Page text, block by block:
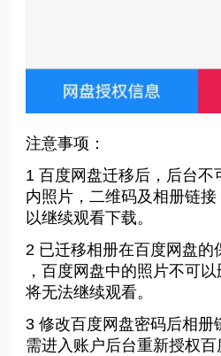
注意事项：
1 百度网盘迁移后，后台不
内照片，二维码及相册链
以继续观看下载。
2 已迁移相册在百度网盘的
，百度网盘中的照片不可
将无法继续观看。
3 修改百度网盘密码后相册
需进入账户后台重新授权百